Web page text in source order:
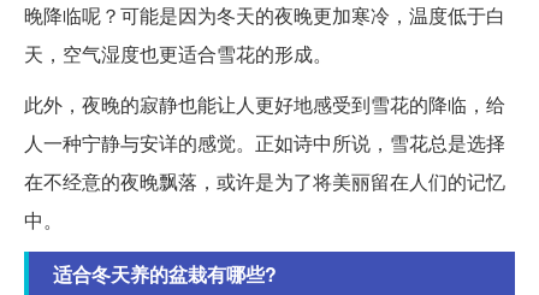
晚降临呢？可能是因为冬天的夜晚更加寒冷，温度低于白
天，空气湿度也更适合雪花的形成。
此外，夜晚的寂静也能让人更好地感受到雪花的降临，给
人一种宁静与安详的感觉。正如诗中所说，雪花总是选择
在不经意的夜晚飘落，或许是为了将美丽留在人们的记忆
中。
适合冬天养的盆栽有哪些?